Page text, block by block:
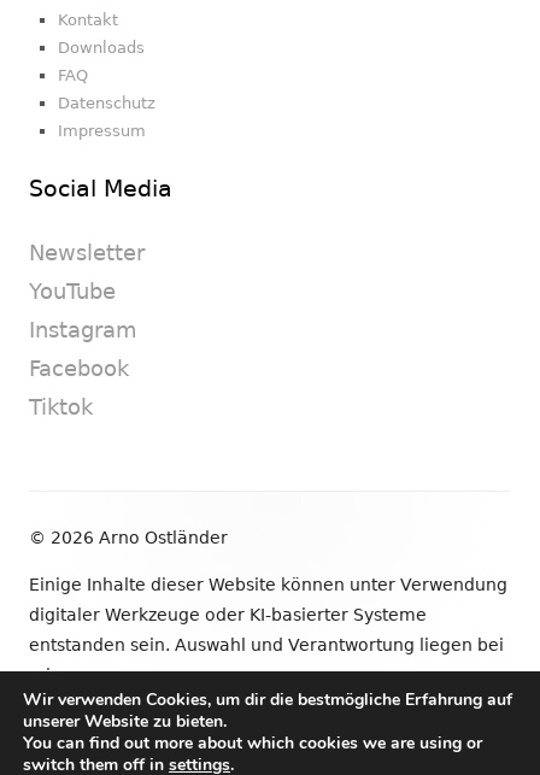
Kontakt
Downloads
FAQ
Datenschutz
Impressum
Social Media
Newsletter
YouTube
Instagram
Facebook
Tiktok
© 2026 Arno Ostländer
Einige Inhalte dieser Website können unter Verwendung
digitaler Werkzeuge oder KI-basierter Systeme
entstanden sein. Auswahl und Verantwortung liegen bei
mir.
•VerwendetTiny Framework
Wir verwenden Cookies, um dir die bestmögliche Erfahrung auf
unserer Website zu bieten.
You can find out more about which cookies we are using or
switch them off in settings.